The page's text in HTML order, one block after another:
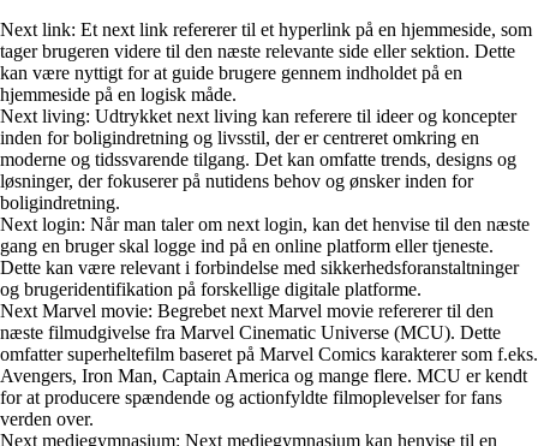
Next link: Et next link refererer til et hyperlink på en hjemmeside, som
tager brugeren videre til den næste relevante side eller sektion. Dette
kan være nyttigt for at guide brugere gennem indholdet på en
hjemmeside på en logisk måde.
Next living: Udtrykket next living kan referere til ideer og koncepter
inden for boligindretning og livsstil, der er centreret omkring en
moderne og tidssvarende tilgang. Det kan omfatte trends, designs og
løsninger, der fokuserer på nutidens behov og ønsker inden for
boligindretning.
Next login: Når man taler om next login, kan det henvise til den næste
gang en bruger skal logge ind på en online platform eller tjeneste.
Dette kan være relevant i forbindelse med sikkerhedsforanstaltninger
og brugeridentifikation på forskellige digitale platforme.
Next Marvel movie: Begrebet next Marvel movie refererer til den
næste filmudgivelse fra Marvel Cinematic Universe (MCU). Dette
omfatter superheltefilm baseret på Marvel Comics karakterer som f.eks.
Avengers, Iron Man, Captain America og mange flere. MCU er kendt
for at producere spændende og actionfyldte filmoplevelser for fans
verden over.
Next mediegymnasium: Next mediegymnasium kan henvise til en